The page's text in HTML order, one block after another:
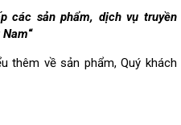
các sản phẩm, dịch vụ truyền
“
thêm về sản phẩm, Quý khách